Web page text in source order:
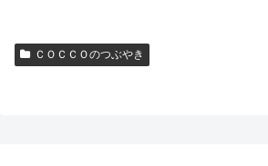
ＣＯＣＣＯのつぶやき